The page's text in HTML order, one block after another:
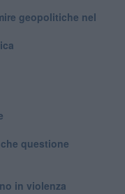
geopolitiche nel
questione
in violenza